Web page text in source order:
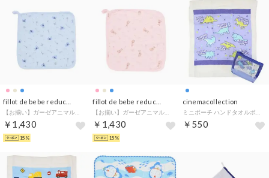
￥1,430
15%
fillot de bebe reduction
￥1,430
15%
cinemacollection
￥550